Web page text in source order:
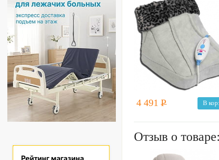
4 491 Р В
Отзыв о